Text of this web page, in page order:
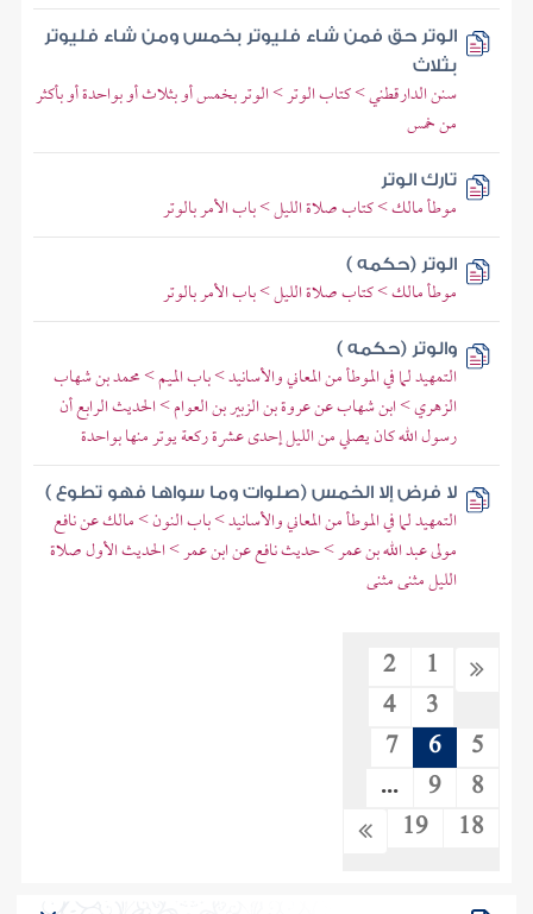
الوتر حق فمن شاء فليوتر بخمس ومن شاء فليوتر
بثلاث
سنن الدارقطني > كتاب الوتر > الوتر بخمس أو بثلاث أو بواحدة أو بأكثر
من خمس
تارك الوتر
موطأ مالك > كتاب صلاة الليل > باب الأمر بالوتر
الوتر (حكمه )
موطأ مالك > كتاب صلاة الليل > باب الأمر بالوتر
والوتر (حكمه )
التمهيد لما في الموطأ من المعاني والأسانيد > باب الميم > محمد بن شهاب
الزهري > ابن شهاب عن عروة بن الزبير بن العوام > الحديث الرابع أن
رسول الله كان يصلي من الليل إحدى عشرة ركعة يوتر منها بواحدة
لا فرض إلا الخمس (صلوات وما سواها فهو تطوع )
التمهيد لما في الموطأ من المعاني والأسانيد > باب النون > مالك عن نافع
مولى عبد الله بن عمر > حديث نافع عن ابن عمر > الحديث الأول صلاة
الليل مثنى مثنى
1
2
3
4
5
6
7
8
9
...
18
19